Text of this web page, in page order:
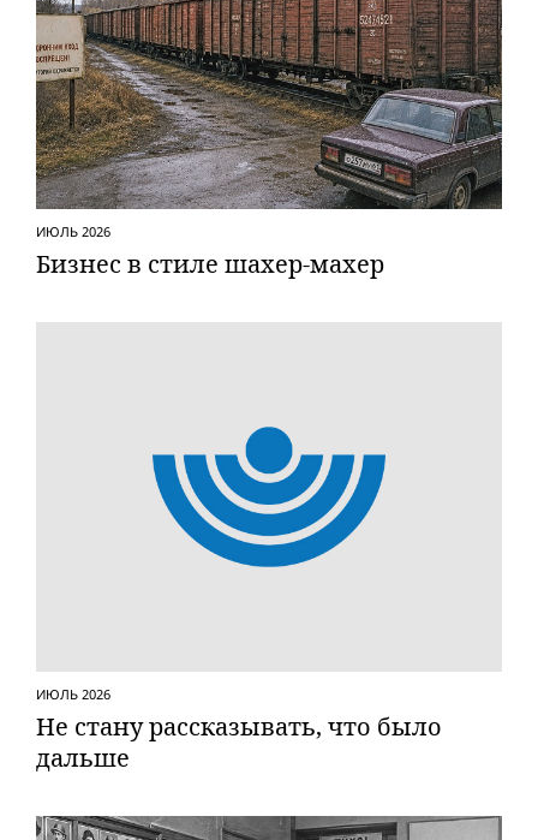
ИЮЛЬ 2026
Бизнес в стиле шахер-махер
ИЮЛЬ 2026
Не стану рассказывать, что было
дальше